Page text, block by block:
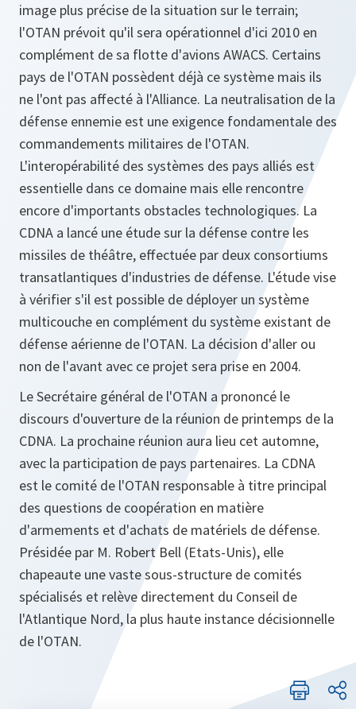
image plus précise de la situation sur le terrain;
l'OTAN prévoit qu'il sera opérationnel d'ici 2010 en
complément de sa flotte d'avions AWACS. Certains
pays de l'OTAN possèdent déjà ce système mais ils
ne l'ont pas affecté à l'Alliance. La neutralisation de la
défense ennemie est une exigence fondamentale des
commandements militaires de l'OTAN.
L'interopérabilité des systèmes des pays alliés est
essentielle dans ce domaine mais elle rencontre
encore d'importants obstacles technologiques. La
CDNA a lancé une étude sur la défense contre les
missiles de théâtre, effectuée par deux consortiums
transatlantiques d'industries de défense. L'étude vise
à vérifier s'il est possible de déployer un système
multicouche en complément du système existant de
défense aérienne de l'OTAN. La décision d'aller ou
non de l'avant avec ce projet sera prise en 2004.
Le Secrétaire général de l'OTAN a prononcé le
discours d'ouverture de la réunion de printemps de la
CDNA. La prochaine réunion aura lieu cet automne,
avec la participation de pays partenaires. La CDNA
est le comité de l'OTAN responsable à titre principal
des questions de coopération en matière
d'armements et d'achats de matériels de défense.
Présidée par M. Robert Bell (Etats-Unis), elle
chapeaute une vaste sous-structure de comités
spécialisés et relève directement du Conseil de
l'Atlantique Nord, la plus haute instance décisionnelle
de l'OTAN.